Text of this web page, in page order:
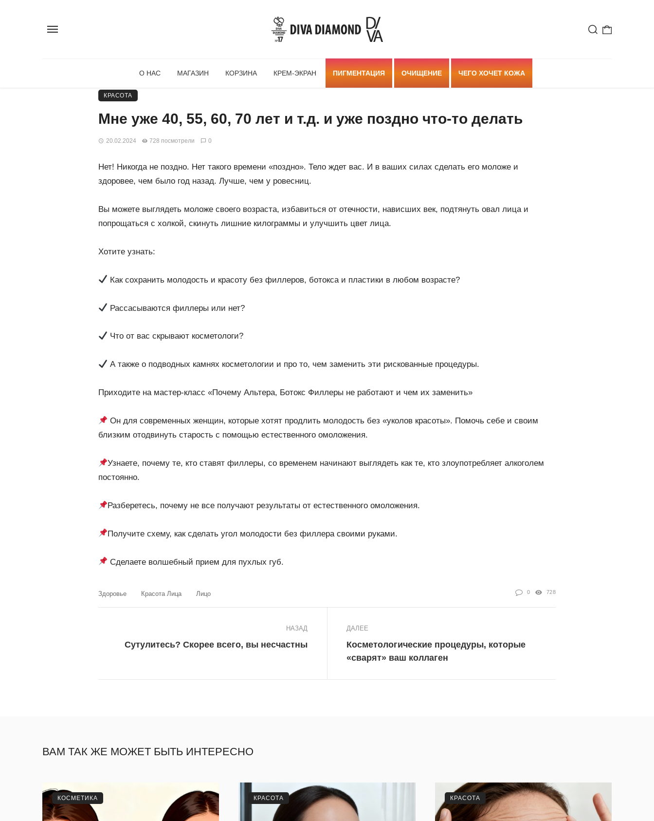
О НАС МАГАЗИН КОРЗИНА КРЕМ-ЭКРАН ПИГМЕНТАЦИЯ ОЧИЩЕНИЕ ЧЕГО ХОЧЕТ КОЖА
КРАСОТА
Мне уже 40, 55, 60, 70 лет и т.д. и уже поздно что-то делать
20.02.2024 728 посмотрели 0
Нет! Никогда не поздно. Нет такого времени «поздно». Тело ждет вас. И в ваших силах сделать его моложе и
здоровее, чем было год назад. Лучше, чем у ровесниц.
Вы можете выглядеть моложе своего возраста, избавиться от отечности, нависших век, подтянуть овал лица и
попрощаться с холкой, скинуть лишние килограммы и улучшить цвет лица.
Хотите узнать:
Как сохранить молодость и красоту без филлеров, ботокса и пластики в любом возрасте?
Рассасываются филлеры или нет?
Что от вас скрывают косметологи?
А также о подводных камнях косметологии и про то, чем заменить эти рискованные процедуры.
Приходите на мастер-класс «Почему Альтера, Ботокс Филлеры не работают и чем их заменить»
Он для современных женщин, которые хотят продлить молодость без «уколов красоты». Помочь себе и своим
близким отодвинуть старость с помощью естественного омоложения.
Узнаете, почему те, кто ставят филлеры, со временем начинают выглядеть как те, кто злоупотребляет алкоголем
постоянно.
Разберетесь, почему не все получают результаты от естественного омоложения.
Получите схему, как сделать угол молодости без филлера своими руками.
Сделаете волшебный прием для пухлых губ.
Здоровье Красота Лица Лицо 0 728
НАЗАД
Сутулитесь? Скорее всего, вы несчастны
ДАЛЕЕ
Косметологические процедуры, которые
«сварят» ваш коллаген
ВАМ ТАК ЖЕ МОЖЕТ БЫТЬ ИНТЕРЕСНО
КОСМЕТИКА КРАСОТА КРАСОТА